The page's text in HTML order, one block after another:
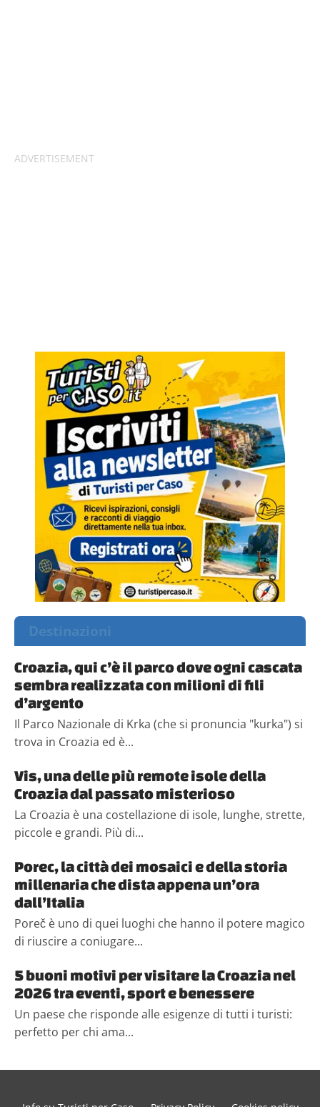
Destinazioni
Croazia, qui c’è il parco dove ogni cascata
sembra realizzata con milioni di fili
d’argento
Il Parco Nazionale di Krka (che si pronuncia "kurka") si
trova in Croazia ed è...
Vis, una delle più remote isole della
Croazia dal passato misterioso
La Croazia è una costellazione di isole, lunghe, strette,
piccole e grandi. Più di...
Porec, la città dei mosaici e della storia
millenaria che dista appena un’ora
dall’Italia
Poreč è uno di quei luoghi che hanno il potere magico
di riuscire a coniugare...
5 buoni motivi per visitare la Croazia nel
2026 tra eventi, sport e benessere
Un paese che risponde alle esigenze di tutti i turisti:
perfetto per chi ama...